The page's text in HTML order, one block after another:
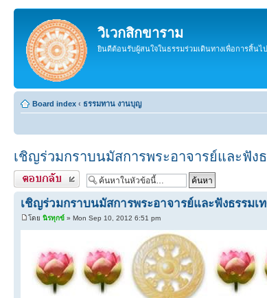
วิเวกสิกขาราม
ยินดีต้อนรับผู้สนใจในธรรมร่วมเดินทางเพื่อการสิ้นไ
Board index ‹ ธรรมทาน งานบุญ
เชิญร่วมกราบนมัสการพระอาจารย์และฟั
ตอบกลับ
เชิญร่วมกราบนมัสการพระอาจารย์และฟังธรรม
โดย นิรทุกข์ » Mon Sep 10, 2012 6:51 pm